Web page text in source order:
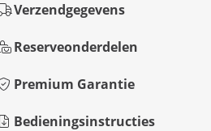
Verzendgegevens
Reserveonderdelen
Premium Garantie
Bedieningsinstructies